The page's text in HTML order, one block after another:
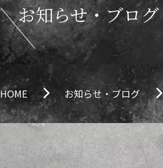
お知らせ・ブログ
HOME お知らせ・ブログ